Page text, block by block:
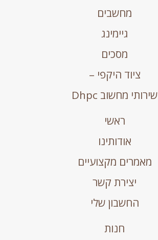
מחשבים
גיימינג
מסכים
ציוד היקפי –
שירותי מחשוב Dhpc
ראשי
אודותינו
מאמרים מקצועיים
יצירת קשר
החשבון שלי
חנות